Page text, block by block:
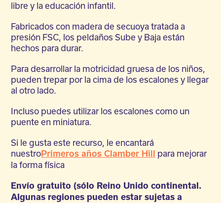
libre y la educación infantil.
Fabricados con madera de secuoya tratada a
presión FSC, los peldaños Sube y Baja están
hechos para durar.
Para desarrollar la motricidad gruesa de los niños,
pueden trepar por la cima de los escalones y llegar
al otro lado.
Incluso puedes utilizar los escalones como un
puente en miniatura.
Si le gusta este recurso, le encantará
nuestroPrimeros años Clamber Hill para mejorar
la forma física
Envío gratuito (sólo Reino Unido continental.
Algunas regiones pueden estar sujetas a